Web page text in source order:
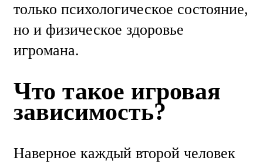
только психологическое состояние,
но и физическое здоровье
игромана.
Что такое игровая
зависимость?
Наверное каждый второй человек